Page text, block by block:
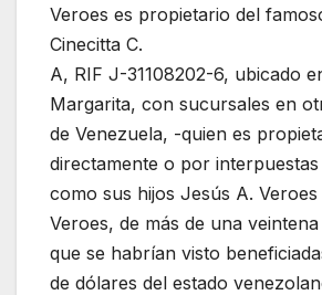
Veroes es propietario del
Cinecitta C.
A, RIF J-31108202-6, ubicado
Margarita, con sucursales en
de Venezuela, -quien es
directamente o por
como sus hijos Jesús A.
Veroes, de más de una
que se habrían visto
de dólares del estado